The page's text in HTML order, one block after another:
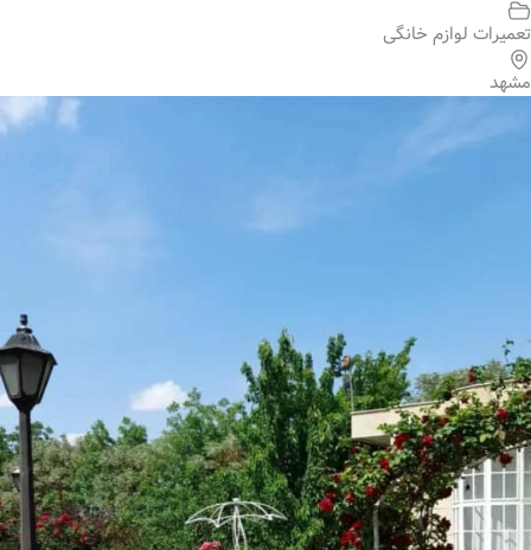
تعمیرات لوازم خانگی
مشهد